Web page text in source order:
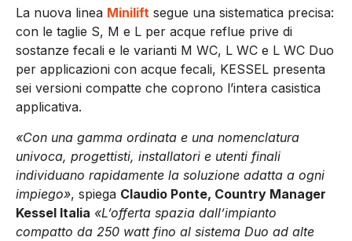
La nuova linea Minilift segue una sistematica precisa:
con le taglie S, M e L per acque reflue prive di
sostanze fecali e le varianti M WC, L WC e L WC Duo
per applicazioni con acque fecali, KESSEL presenta
sei versioni compatte che coprono l’intera casistica
applicativa.
«Con una gamma ordinata e una nomenclatura
univoca, progettisti, installatori e utenti finali
individuano rapidamente la soluzione adatta a ogni
impiego», spiega Claudio Ponte, Country Manager
Kessel Italia «L’offerta spazia dall’impianto
compatto da 250 watt fino al sistema Duo ad alte